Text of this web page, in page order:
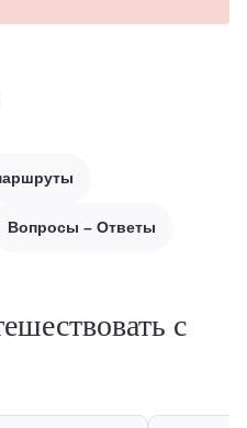
Вопросы – Ответы
с